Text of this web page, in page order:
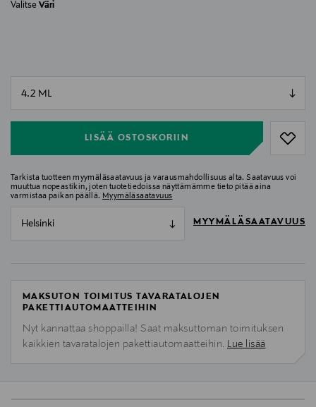
Valitse Väri
LISÄÄ OSTOSKORIIN
Tarkista tuotteen myymäläsaatavuus ja varausmahdollisuus alta. Saatavuus voi
muuttua nopeastikin, joten tuotetiedoissa näyttämämme tieto pitää aina
varmistaa paikan päällä. Myymäläsaatavuus
Helsinki MYYMÄLÄSAATAVUUS
MAKSUTON TOIMITUS TAVARATALOJEN
PAKETTIAUTOMAATTEIHIN
Nyt kannattaa shoppailla! Saat maksuttoman toimituksen
kaikkien tavaratalojen pakettiautomaatteihin. Lue lisää